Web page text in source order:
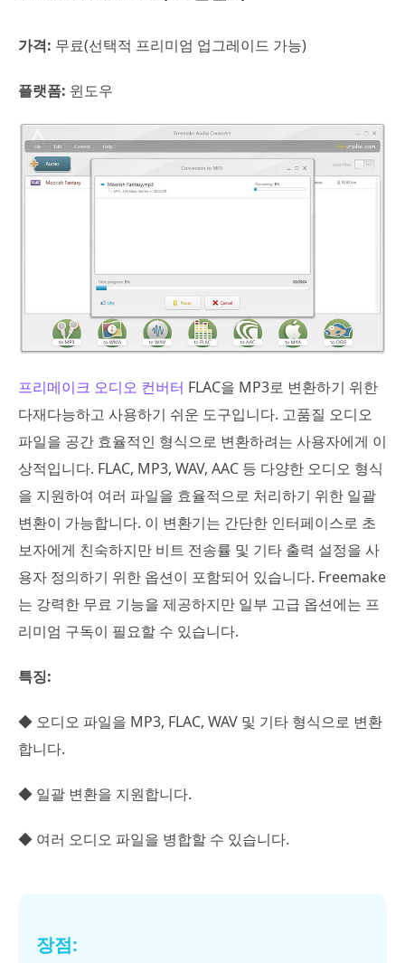
가격: 무료(선택적 프리미엄 업그레이드 가능)
플랫폼: 윈도우
프리메이크 오디오 컨버터 FLAC을 MP3로 변환하기 위한
다재다능하고 사용하기 쉬운 도구입니다. 고품질 오디오
파일을 공간 효율적인 형식으로 변환하려는 사용자에게 이
상적입니다. FLAC, MP3, WAV, AAC 등 다양한 오디오 형식
을 지원하여 여러 파일을 효율적으로 처리하기 위한 일괄
변환이 가능합니다. 이 변환기는 간단한 인터페이스로 초
보자에게 친숙하지만 비트 전송률 및 기타 출력 설정을 사
용자 정의하기 위한 옵션이 포함되어 있습니다. Freemake
는 강력한 무료 기능을 제공하지만 일부 고급 옵션에는 프
리미엄 구독이 필요할 수 있습니다.
특징:
◆ 오디오 파일을 MP3, FLAC, WAV 및 기타 형식으로 변환
합니다.
◆ 일괄 변환을 지원합니다.
◆ 여러 오디오 파일을 병합할 수 있습니다.
장점: